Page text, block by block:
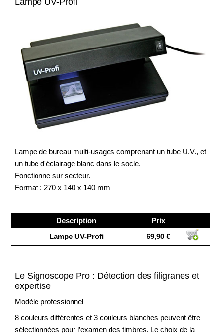
Lampe UV-Profi
Lampe de bureau multi-usages comprenant un tube U.V., et
un tube d'éclairage blanc dans le socle.
Fonctionne sur secteur.
Format : 270 x 140 x 140 mm
Description
Prix
Lampe UV-Profi
69,90 €
Le Signoscope Pro : Détection des filigranes et
expertise
Modèle professionnel
8 couleurs différentes et 3 couleurs blanches peuvent être
sélectionnées pour l’examen des timbres. Le choix de la